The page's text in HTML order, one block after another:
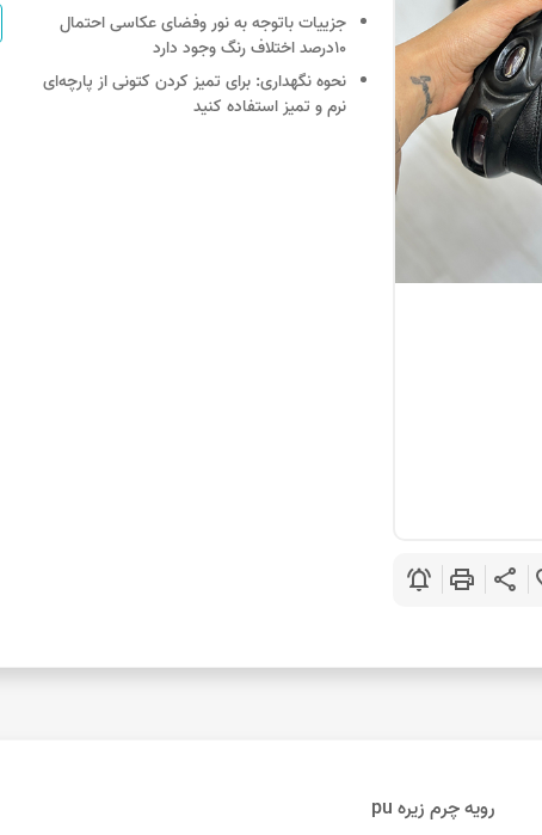
share
print
notifications_active
جزییاتباتوجه به نور وفضای عکاسی احتمال
10درصد اختلاف رنگ وجود دارد
نحوه نگهداری: برای تمیز کردن کتونی از پارچه‌ای
نرم و تمیز استفاده کنید
رویه چرم زیره pu